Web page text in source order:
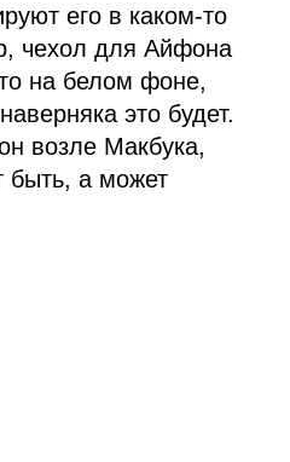
его в каком‑то
чехол для Айфона
на белом фоне,
это будет.
возле Макбука,
быть, а может